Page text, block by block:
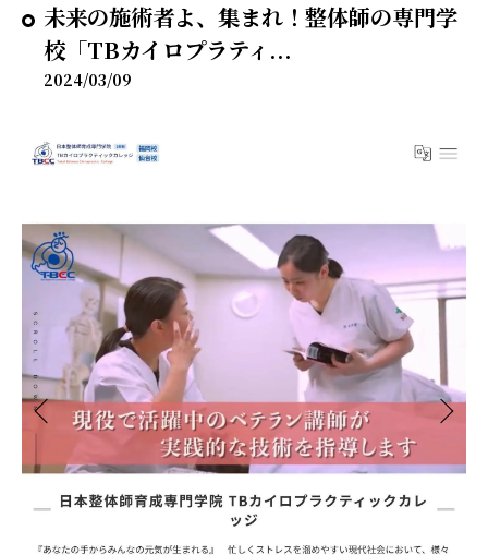
未来の施術者よ、集まれ！整体師の専門学
校「TBカイロプラティ...
2024/03/09